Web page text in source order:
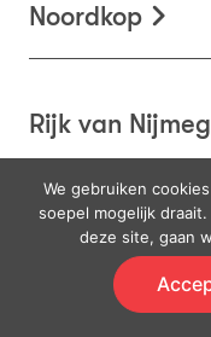
Noordkop
Rijk van
Rijnland
We gebruiken
soepel mogelijk
deze site, gaan